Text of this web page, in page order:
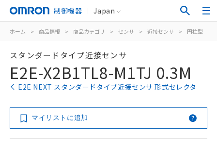
制御機器 Japan
ホーム > 商品情報 > 商品カテゴリ > センサ > 近接センサ > 円柱型
スタンダードタイプ近接センサ
E2E-X2B1TL8-M1TJ 0.3M
E2E NEXT スタンダードタイプ近接センサ 形式セレクタ
マイリストに追加